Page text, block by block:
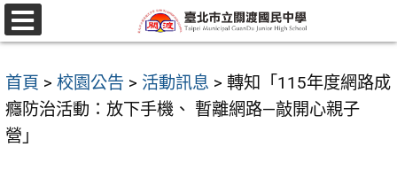
跳
至
要
內
容
選
單
首頁 > 校園公告 > 活動訊息 > 轉知「115年度網路成
癮防治活動：放下手機、 暫離網路—敲開心親子
營」